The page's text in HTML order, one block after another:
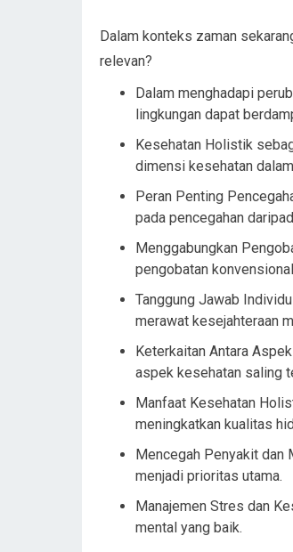
Dalam konteks zaman
relevan?
Dalam menghadapi
lingkungan dapat
Kesehatan Holistik
dimensi kesehatan
Peran Penting
pada pencegahan
Menggabungkan
pengobatan
Tanggung Jawab
merawat kesejahteraan
Keterkaitan Antara
aspek kesehatan saling
Manfaat Kesehatan
meningkatkan kualitas
Mencegah Penyakit dan
menjadi prioritas utama.
Manajemen Stres dan
mental yang baik.